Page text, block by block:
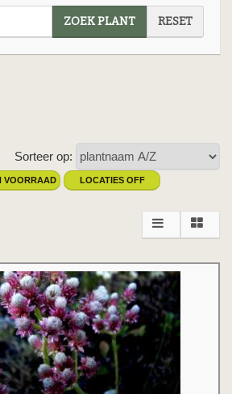
ZOEK PLANT RESET
Sorteer op:
VOORRAAD LOCATIES OFF